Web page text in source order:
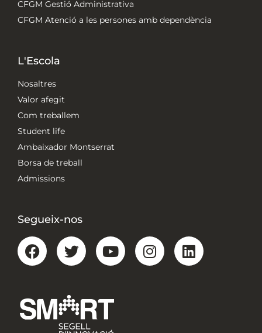
CFGM Gestió Administrativa
CFGM Atenció a les persones amb dependència
L'Escola
Nosaltres
Valor afegit
Com treballem
Student life
Ambaixador Montserrat
Borsa de treball
Admissions
Segueix-nos